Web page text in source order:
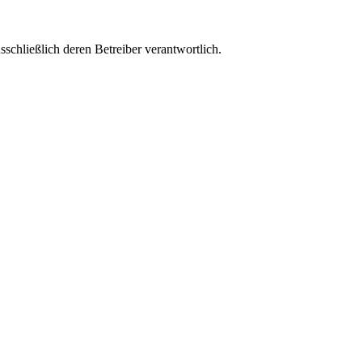
deren Betreiber verantwortlich.